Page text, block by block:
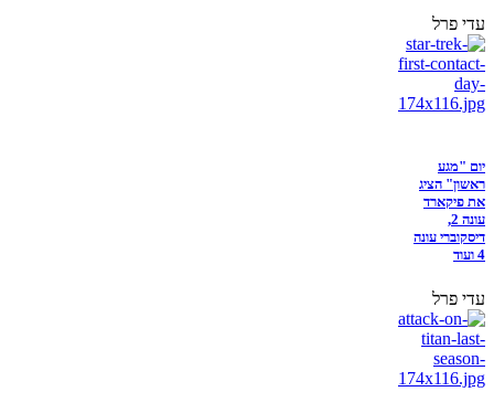
עדי פרל
יום "מגע
ראשון" הציג
את פיקארד
עונה 2,
דיסקוברי עונה
4 ועוד
עדי פרל